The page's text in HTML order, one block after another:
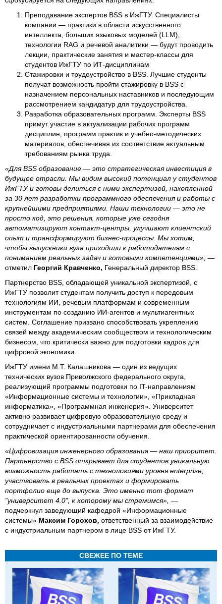
Преподавание экспертов BSS в ИжГТУ. Специалисты
компании — практики в области искусственного
интеллекта, больших языковых моделей (LLM),
технологии RAG и речевой аналитики — будут проводить
лекции, практические занятия и мастер-классы для
студентов ИжГТУ по ИТ-дисциплинам
Стажировки и трудоустройство в BSS. Лучшие студенты
получат возможность пройти стажировку в BSS с
назначением персональных наставников и последующим
рассмотрением кандидатур для трудоустройства.
Разработка образовательных программ. Эксперты BSS
примут участие в актуализации рабочих программ
дисциплин, программ практик и учебно-методических
материалов, обеспечивая их соответствие актуальным
требованиям рынка труда.
«Для BSS образование — это стратегическая инвестиция в
будущее отрасли. Мы видим высокий потенциал у студентов
ИжГТУ и готовы делиться с ними экспертизой, накопленной
за 30 лет разработки программного обеспечения и работы с
крупнейшими предприятиями. Наши технологии — это не
просто код, это решения, которые уже сегодня
автоматизируют контакт-центры, улучшают клиентский
опыт и трансформируют бизнес-процессы. Мы хотим,
чтобы выпускники вуза приходили к работодателям с
пониманием реальных задач и готовыми компетенциями», —
отметил Георгий Кравченко, Генеральный директор BSS.
Партнерство BSS, обладающей уникальной экспертизой, с
ИжГТУ позволит студентам получить доступ к передовым
технологиям ИИ, речевым платформам и современным
инструментам по созданию ИИ-агентов и мультиагентных
систем. Соглашение призвано способствовать укреплению
связей между академическим сообществом и технологическим
бизнесом, что критически важно для подготовки кадров для
цифровой экономики.
ИжГТУ имени М.Т. Калашникова — один из ведущих
технических вузов Приволжского федерального округа,
реализующий программы подготовки по IT-направлениям
«Информационные системы и технологии», «Прикладная
информатика», «Программная инженерия». Университет
активно развивает цифровую образовательную среду и
сотрудничает с индустриальными партнерами для обеспечения
практической ориентированности обучения.
«Цифровизация инженерного образования — наш приоритет.
Партнерство с BSS открывает для студентов уникальную
возможность работать с технологиями уровня enterprise,
участвовать в реальных проектах и формировать
портфолио еще до выпуска. Это именно тот формат
"университет 4.0", к которому мы стремимся», —
подчеркнул заведующий кафедрой «Информационные
системы» Максим Горохов, ответственный за взаимодействие
с индустриальным партнером в лице BSS от ИжГТУ.
СВЕЖЕЕ ПО ТЕМЕ